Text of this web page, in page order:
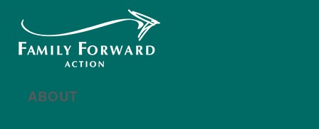
ABOUT
New year, new brand
Año nuevo, imagen
nueva
For All Families